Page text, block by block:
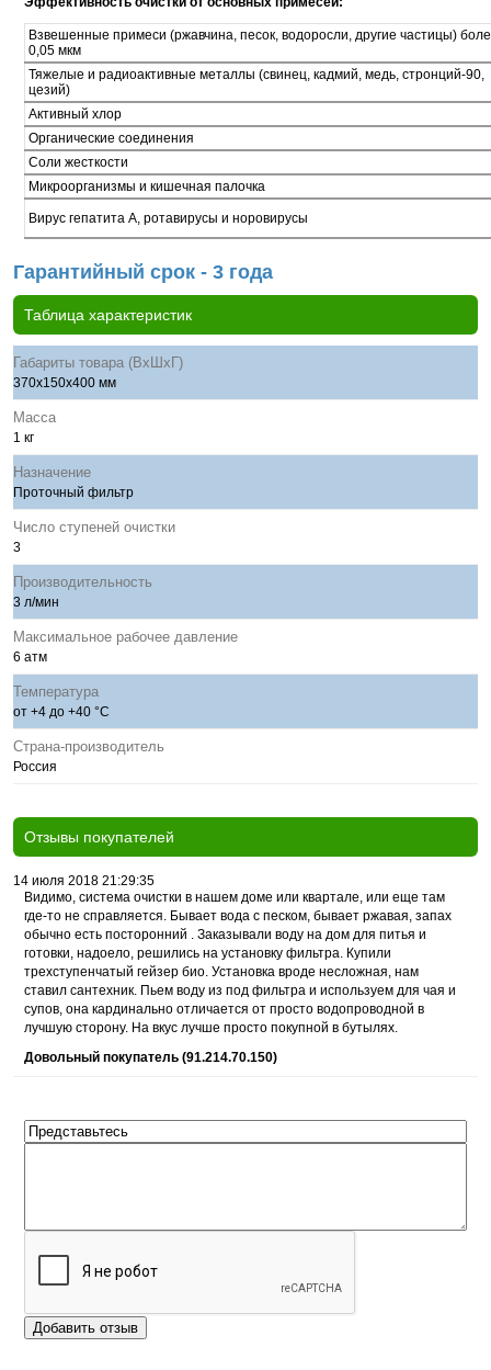
Взвешенные примеси (ржавчина, песок, водоросли, другие частицы)
0,05 мкм
Тяжелые и радиоактивные металлы (свинец, кадмий, медь, стронций-90,
цезий)
Активный хлор
Органические соединения
Соли жесткости
Микроорганизмы и кишечная палочка
Вирус гепатита А, ротавирусы и норовирусы
Гарантийный срок - 3 года
Таблица характеристик
Габариты товара (ВхШхГ)
370х150х400 мм
Масса
1 кг
Назначение
Проточный фильтр
Число ступеней очистки
3
Производительность
3 л/мин
Максимальное рабочее давление
6 атм
Температура
от +4 до +40 °С
Страна-производитель
Россия
Отзывы покупателей
14 июля 2018 21:29:35
Видимо, система очистки в нашем доме или квартале, или еще там
где-то не справляется. Бывает вода с песком, бывает ржавая, запах
обычно есть посторонний . Заказывали воду на дом для питья и
готовки, надоело, решились на установку фильтра. Купили
трехступенчатый гейзер био. Установка вроде несложная, нам
ставил сантехник. Пьем воду из под фильтра и используем для чая и
супов, она кардинально отличается от просто водопроводной в
лучшую сторону. На вкус лучше просто покупной в бутылях.
Довольный покупатель (91.214.70.150)